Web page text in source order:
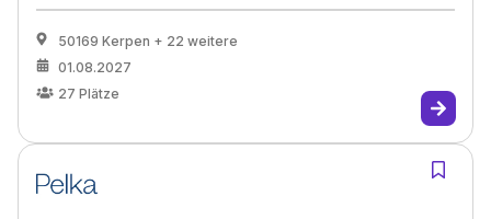
50169 Kerpen + 22 weitere
01.08.2027
27 Plätze